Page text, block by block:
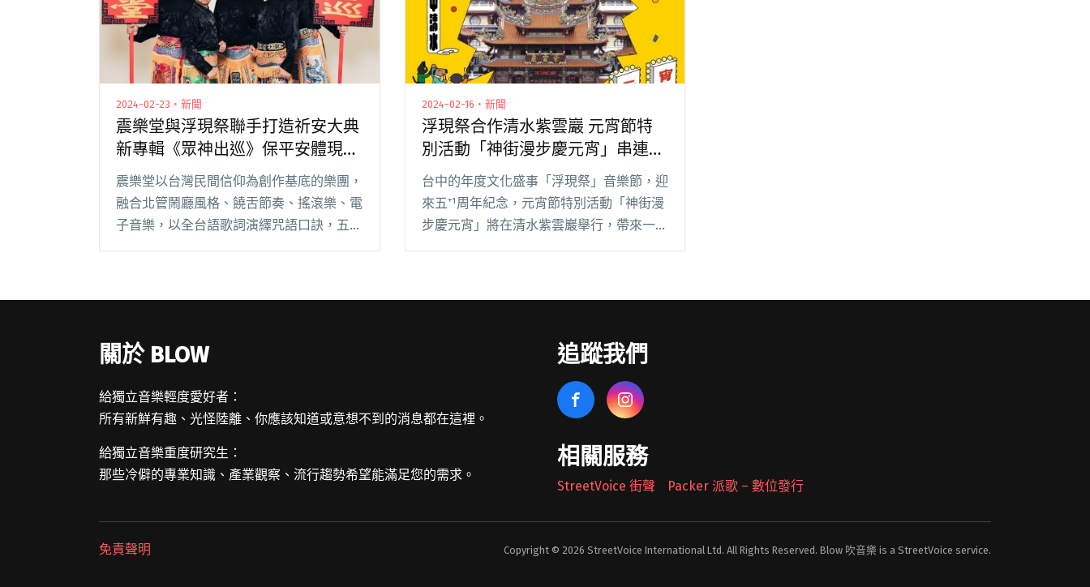
2024-02-23・新聞
震樂堂與浮現祭聯手打造祈安大典
新專輯《眾神出巡》保平安體現信
仰傳承
震樂堂以台灣民間信仰為創作基底的樂團，
融合北管鬧廳風格、饒舌節奏、搖滾樂、電
子音樂，以全台語歌詞演繹咒語口訣，五位
安體現信仰傳承"
2024-02-16・新聞
浮現祭合作清水紫雲巖 元宵節特
別活動「神街漫步慶元宵」串連海
線NGO
台中的年度文化盛事「浮現祭」音樂節，迎
來五⁺¹周年紀念，元宵節特別活動「神街漫
步慶元宵」將在清水紫雲巖舉行，帶來一場
關於 BLOW
給獨立音樂輕度愛好者：
所有新鮮有趣、光怪陸離、你應該知道或意想不到的消息都在這裡。
給獨立音樂重度研究生：
那些冷僻的專業知識、產業觀察、流行趨勢希望能滿足您的需求。
追蹤我們
相關服務
StreetVoice 街聲 Packer 派歌 – 數位發行
免責聲明 Copyright © 2026 StreetVoice International Ltd. All Rights Reserved. Blow 吹音樂 is a StreetVoice service.